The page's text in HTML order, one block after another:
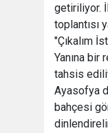
getiriliyor.
toplantısı
"Çıkalım
Yanına bir
tahsis
Ayasofya
bahçesi